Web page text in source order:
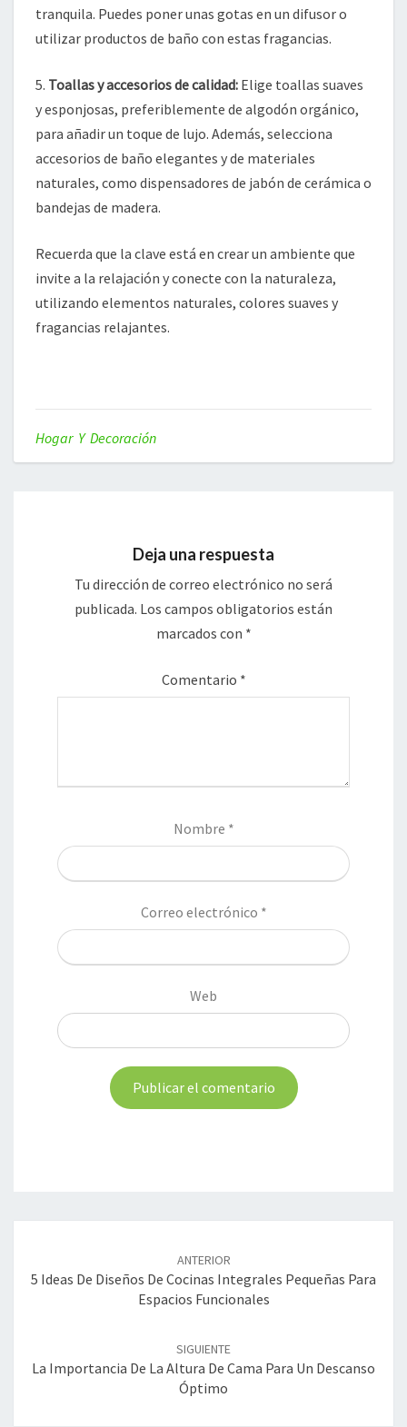
tranquila. Puedes poner unas gotas en un difusor o
utilizar productos de baño con estas fragancias.
5. Toallas y accesorios de calidad: Elige toallas suaves
y esponjosas, preferiblemente de algodón orgánico,
para añadir un toque de lujo. Además, selecciona
accesorios de baño elegantes y de materiales
naturales, como dispensadores de jabón de cerámica o
bandejas de madera.
Recuerda que la clave está en crear un ambiente que
invite a la relajación y conecte con la naturaleza,
utilizando elementos naturales, colores suaves y
fragancias relajantes.
Hogar Y Decoración
Deja una respuesta
Tu dirección de correo electrónico no será
publicada. Los campos obligatorios están
marcados con *
Comentario *
Nombre *
Correo electrónico *
Web
entradas
ANTERIOR
5 Ideas De Diseños De Cocinas Integrales Pequeñas Para
Espacios Funcionales
SIGUIENTE
La Importancia De La Altura De Cama Para Un Descanso
Óptimo